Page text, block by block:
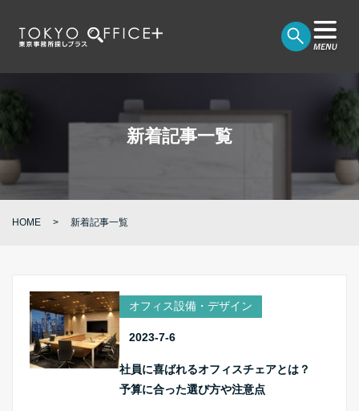
新着記事一覧
HOME 新着記事一覧
オフィス設備・デザイン
2023-7-6
社員に喜ばれるオフィスチェアとは？
予算に合った選び方や注意点